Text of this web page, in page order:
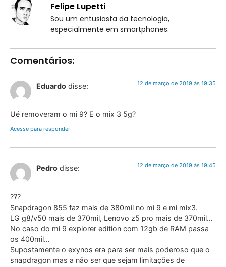
Felipe Lupetti
Sou um entusiasta da tecnologia,
especialmente em smartphones.
Comentários:
Eduardo disse: 12 de março de 2019 às 19:35
Ué removeram o mi 9? E o mix 3 5g?
Acesse para responder
Pedro disse: 12 de março de 2019 às 19:45
???
Snapdragon 855 faz mais de 380mil no mi 9 e mi mix3.
LG g8/v50 mais de 370mil, Lenovo z5 pro mais de 370mil…
No caso do mi 9 explorer edition com 12gb de RAM passa
os 400mil…
Supostamente o exynos era para ser mais poderoso que o
snapdragon mas a não ser que sejam limitações de